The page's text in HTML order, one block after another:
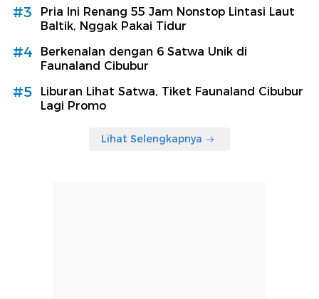
#3
Pria Ini Renang 55 Jam Nonstop Lintasi Laut
Baltik, Nggak Pakai Tidur
#4
Berkenalan dengan 6 Satwa Unik di
Faunaland Cibubur
#5
Liburan Lihat Satwa, Tiket Faunaland Cibubur
Lagi Promo
Lihat Selengkapnya